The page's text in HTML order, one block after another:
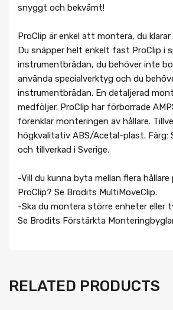
snyggt och bekvämt!
ProClip är enkel att montera, du
Du snäpper helt enkelt fast ProClip i
instrumentbrädan, du behöver inte
använda specialverktyg och du
instrumentbrädan. En detaljerad
medföljer. ProClip har förborrade
förenklar monteringen av hållare.
högkvalitativ ABS/Acetal-plast. Färg:
och tillverkad i Sverige.
-Vill du kunna byta mellan flera hållare
ProClip? Se Brodits MultiMoveClip.
-Ska du montera större enheter eller
Se Brodits Förstärkta
RELATED PRODUCTS